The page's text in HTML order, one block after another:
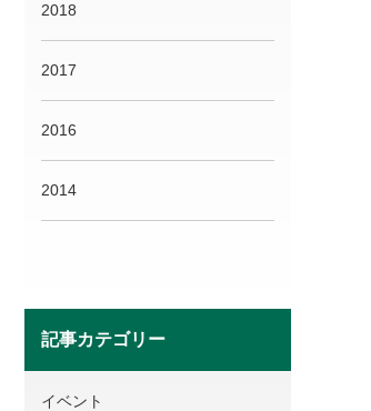
2018
2017
2016
2014
記事カテゴリー
イベント